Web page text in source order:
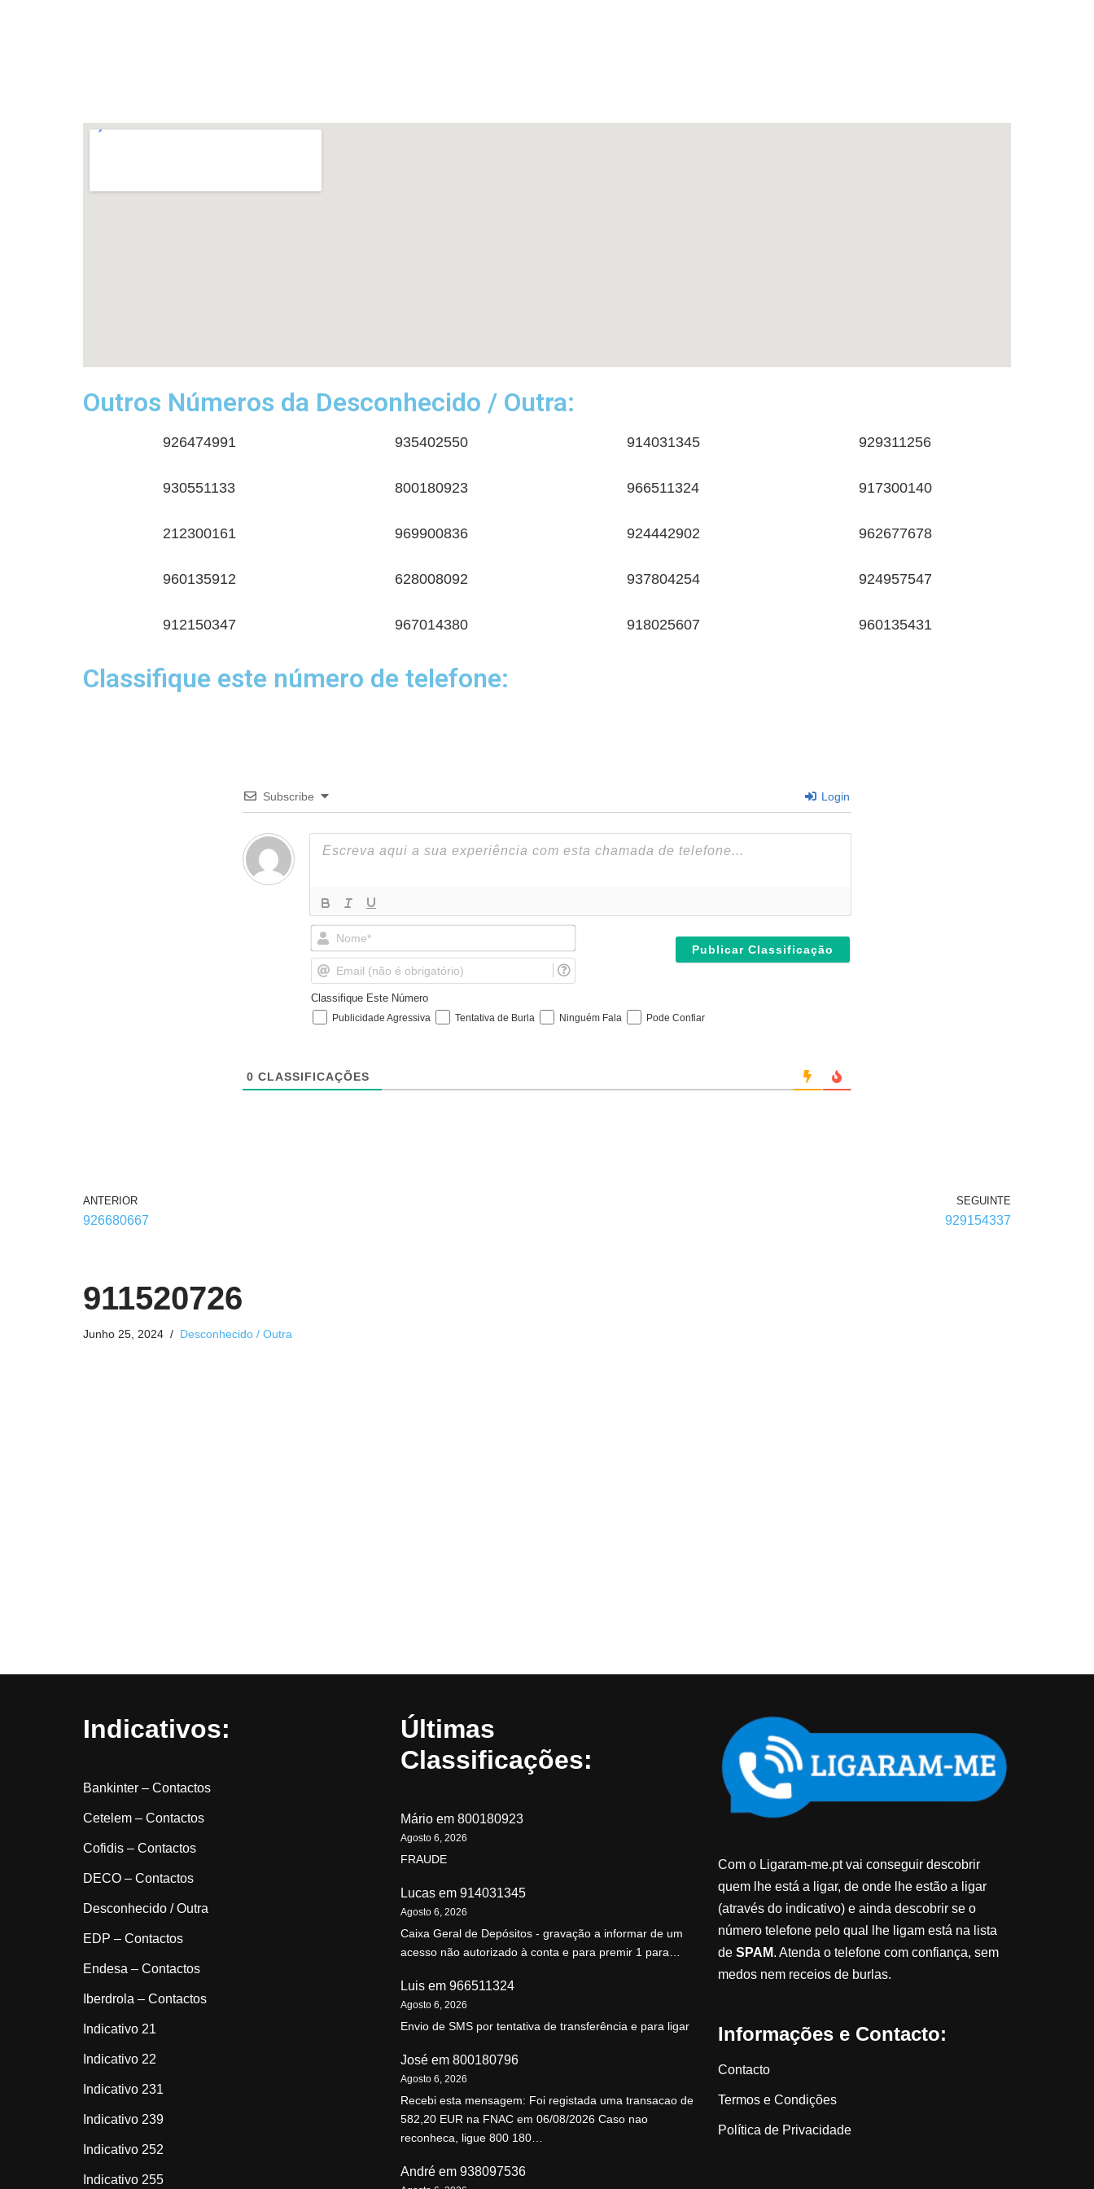
Outros Números da Desconhecido / Outra:
926474991 935402550 914031345 929311256
930551133 800180923 966511324 917300140
212300161 969900836 924442902 962677678
960135912 628008092 937804254 924957547
912150347 967014380 918025607 960135431
Classifique este número de telefone:
Subscribe Login
N
m
l
Classifique Este Número
Publicidade Agressiva Tentativa de Burla Ninguém Fala Pode Confiar
0 CLASSIFICAÇÕES
ANTERIOR
926680667
SEGUINTE
929154337
911520726
Junho 25, 2024 Desconhecido / Outra
Indicativos:
Bankinter – Contactos
Cetelem – Contactos
Cofidis – Contactos
DECO – Contactos
Desconhecido / Outra
EDP – Contactos
Endesa – Contactos
Iberdrola – Contactos
Indicativo 21
Indicativo 22
Indicativo 231
Indicativo 239
Indicativo 252
Indicativo 255
Últimas
Classificações:
Mário em 800180923
Agosto 6, 2026
FRAUDE
Lucas em 914031345
Agosto 6, 2026
Caixa Geral de Depósitos - gravação a informar de um
acesso não autorizado à conta e para premir 1 para…
Luis em 966511324
Agosto 6, 2026
Envio de SMS por tentativa de transferência e para ligar
José em 800180796
Agosto 6, 2026
Recebi esta mensagem: Foi registada uma transacao de
582,20 EUR na FNAC em 06/08/2026 Caso nao
reconheca, ligue 800 180…
André em 938097536
Com o Ligaram-me.pt vai conseguir descobrir
quem lhe está a ligar, de onde lhe estão a ligar
(através do indicativo) e ainda descobrir se o
número telefone pelo qual lhe ligam está na lista
de SPAM. Atenda o telefone com confiança, sem
medos nem receios de burlas.
Informações e Contacto:
Contacto
Termos e Condições
Política de Privacidade